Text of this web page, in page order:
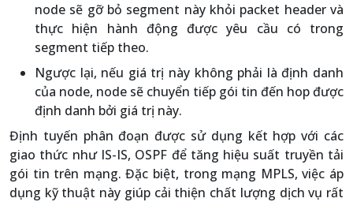
node sẽ gỡ bỏ segment này khỏi packet header và
thực hiện hành động được yêu cầu có trong
segment tiếp theo.
Ngược lại, nếu giá trị này không phải là định danh
của node, node sẽ chuyển tiếp gói tin đến hop được
định danh bởi giá trị này.
Định tuyến phân đoạn được sử dụng kết hợp với các
giao thức như IS-IS, OSPF để tăng hiệu suất truyền tải
gói tin trên mạng. Đặc biệt, trong mạng MPLS, việc áp
dụng kỹ thuật này giúp cải thiện chất lượng dịch vụ rất